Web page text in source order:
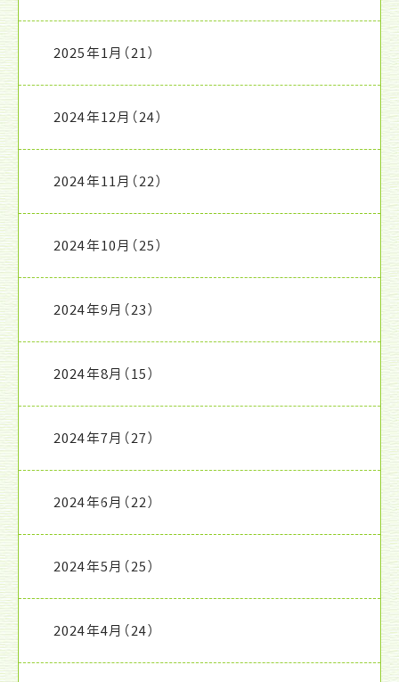
2025年1月 （21）
2024年12月 （24）
2024年11月 （22）
2024年10月 （25）
2024年9月 （23）
2024年8月 （15）
2024年7月 （27）
2024年6月 （22）
2024年5月 （25）
2024年4月 （24）